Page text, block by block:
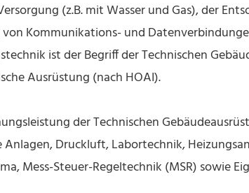
(z.B. mit Wasser und Gas), der
Kommunikations- und
ist der Begriff der Technischen
Ausrüstung (nach HOAI).
der Technischen
Anlagen, Druckluft, Labortechnik,
Mess-Steuer-Regeltechnik (MSR) sowie